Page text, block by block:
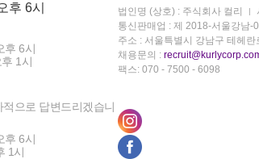
후 6시
후 6시
1시
으로 답변드리겠습니
후 6시
1시
법인명 (상호) : 주식회사 컬리
통신판매업 : 제 2018-서울강남-
주소 : 서울특별시 강남구 테헤
채용문의 :
팩스: 070 - 7500 - 6098